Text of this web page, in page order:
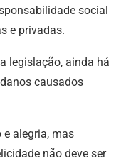
social
e privadas.
legislação, ainda há
causados
e alegria, mas
não deve ser